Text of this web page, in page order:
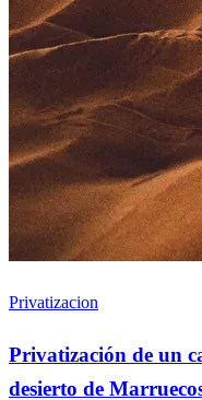
Privatizacion
Privatización de un
desierto de